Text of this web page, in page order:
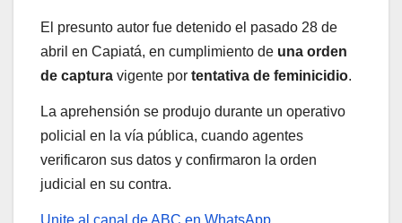
El presunto autor fue detenido el pasado 28 de
abril en Capiatá, en cumplimiento de una orden
de captura vigente por tentativa de feminicidio.
La aprehensión se produjo durante un operativo
policial en la vía pública, cuando agentes
verificaron sus datos y confirmaron la orden
judicial en su contra.
Unite al canal de ABC en WhatsApp